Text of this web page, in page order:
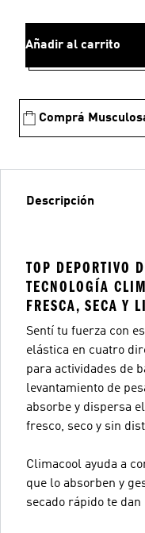
Añadir al carrito
Comprá
Descripción
TOP DEPORTIVO
TECNOLOGÍA
FRESCA, SECA Y
Sentí tu fuerza con
elástica en cuatro
para actividades de
levantamiento de
absorbe y dispersa
fresco, seco y sin
Climacool ayuda a
que lo absorben y
secado rápido te